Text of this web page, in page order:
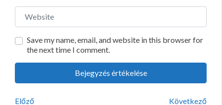
Website
Save my name, email, and website in this browser for
the next time I comment.
Előző Következő